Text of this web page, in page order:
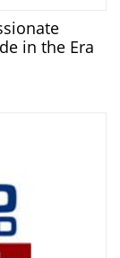
in the Era